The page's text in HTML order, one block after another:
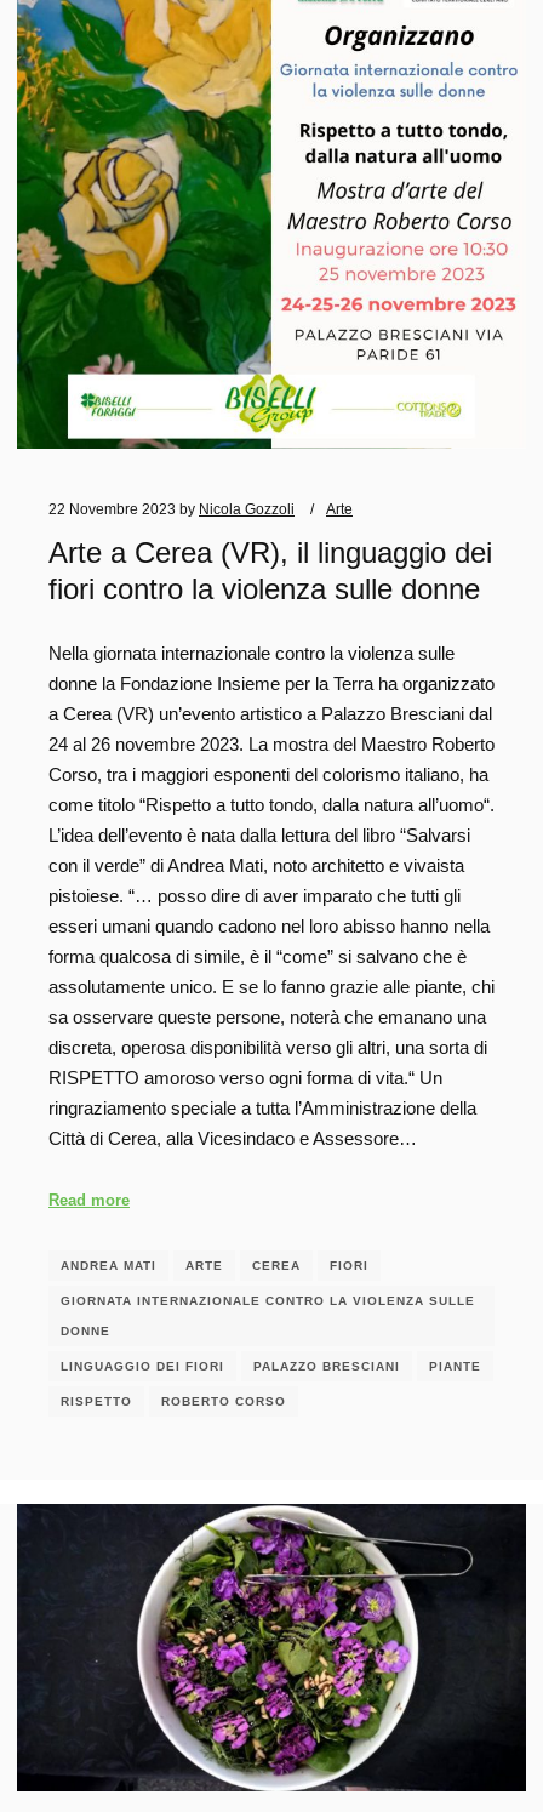
22 Novembre 2023 by Nicola Gozzoli Arte
Arte a Cerea (VR), il linguaggio dei
fiori contro la violenza sulle donne
Nella giornata internazionale contro la violenza sulle
donne la Fondazione Insieme per la Terra ha organizzato
a Cerea (VR) un’evento artistico a Palazzo Bresciani dal
24 al 26 novembre 2023. La mostra del Maestro Roberto
Corso, tra i maggiori esponenti del colorismo italiano, ha
come titolo “Rispetto a tutto tondo, dalla natura all’uomo“.
L’idea dell’evento è nata dalla lettura del libro “Salvarsi
con il verde” di Andrea Mati, noto architetto e vivaista
pistoiese. “… posso dire di aver imparato che tutti gli
esseri umani quando cadono nel loro abisso hanno nella
forma qualcosa di simile, è il “come” si salvano che è
assolutamente unico. E se lo fanno grazie alle piante, chi
sa osservare queste persone, noterà che emanano una
discreta, operosa disponibilità verso gli altri, una sorta di
RISPETTO amoroso verso ogni forma di vita.“ Un
ringraziamento speciale a tutta l’Amministrazione della
Città di Cerea, alla Vicesindaco e Assessore…
Read more
ANDREA MATI ARTE CEREA FIORI
GIORNATA INTERNAZIONALE CONTRO LA VIOLENZA SULLE
DONNE
LINGUAGGIO DEI FIORI PALAZZO BRESCIANI PIANTE
RISPETTO ROBERTO CORSO